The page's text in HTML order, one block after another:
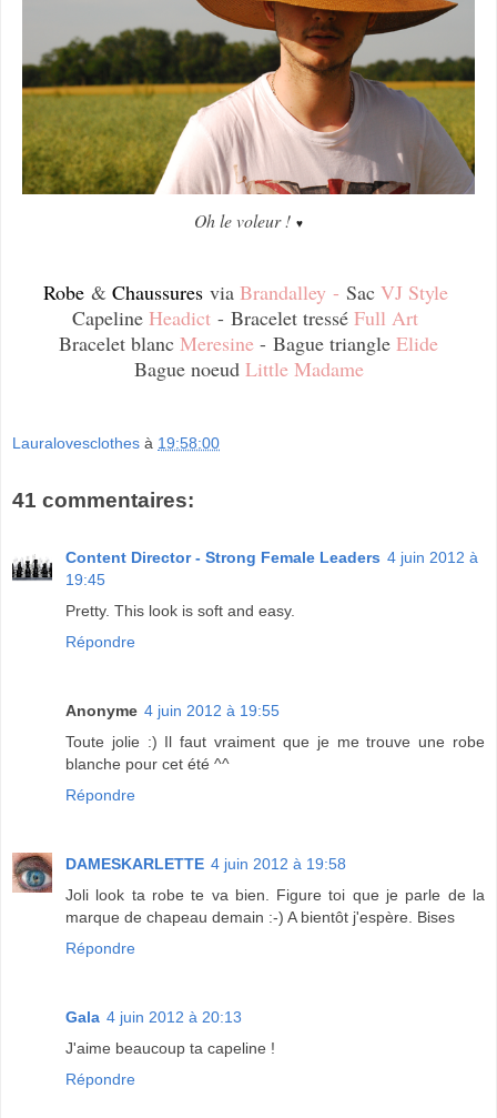
Oh le voleur ! ♥
Robe& Chaussuresvia Brandalley - Sac VJ Style
Capeline Headict - Bracelet tressé Full Art
Bracelet blanc Meresine - Bague triangle Elide
Bague noeud Little Madame
Lauralovesclothes à 19:58:00
41 commentaires:
Content Director - Strong Female Leaders 4 juin 2012 à
19:45
Pretty. This look is soft and easy.
Répondre
Anonyme 4 juin 2012 à 19:55
Toute jolie :) Il faut vraiment que je me trouve une robe
blanche pour cet été ^^
Répondre
DAMESKARLETTE 4 juin 2012 à 19:58
Joli look ta robe te va bien. Figure toi que je parle de la
marque de chapeau demain :-) A bientôt j'espère. Bises
Répondre
Gala 4 juin 2012 à 20:13
J'aime beaucoup ta capeline !
Répondre